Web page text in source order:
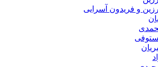
آسرایی